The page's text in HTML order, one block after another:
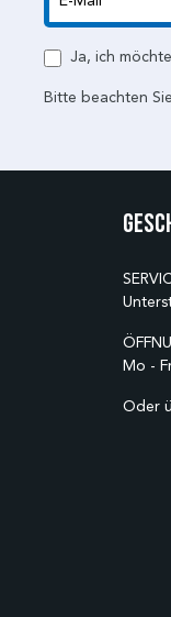
Ja, ich
Bitte beachten
Mo -
Oder